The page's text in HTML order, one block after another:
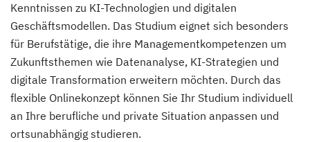
Kenntnissen zu KI-Technologien und digitalen
Geschäftsmodellen. Das Studium eignet sich besonders
für Berufstätige, die ihre Managementkompetenzen um
Zukunftsthemen wie Datenanalyse, KI-Strategien und
digitale Transformation erweitern möchten. Durch das
flexible Onlinekonzept können Sie Ihr Studium individuell
an Ihre berufliche und private Situation anpassen und
ortsunabhängig studieren.